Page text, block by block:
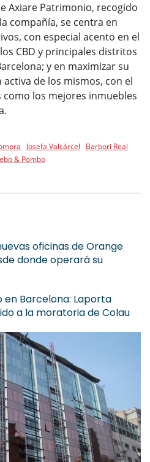
Axiare Patrimonio, recogido
compañía, se centra en
con especial acento en el
CBD y principales distritos
y en maximizar su
de los mismos, con el
los mejores inmuebles
Josefa Valcárcel
Barbori Real
& Pombo
oficinas de Orange
donde operará su
Barcelona: Laporta
a la moratoria de Colau